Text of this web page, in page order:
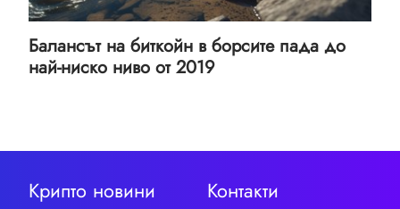
Балансът на биткойн в борсите пада до
най-ниско ниво от 2019
Крипто новини Контакти